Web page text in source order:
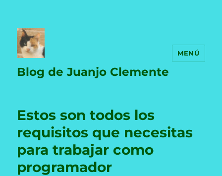
Blog de Juanjo Clemente
MENÚ
Estos son todos los
requisitos que necesitas
para trabajar como
programador